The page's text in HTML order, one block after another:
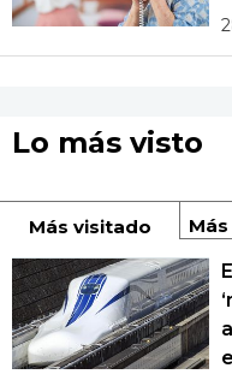
Lo más visto
Más visitado